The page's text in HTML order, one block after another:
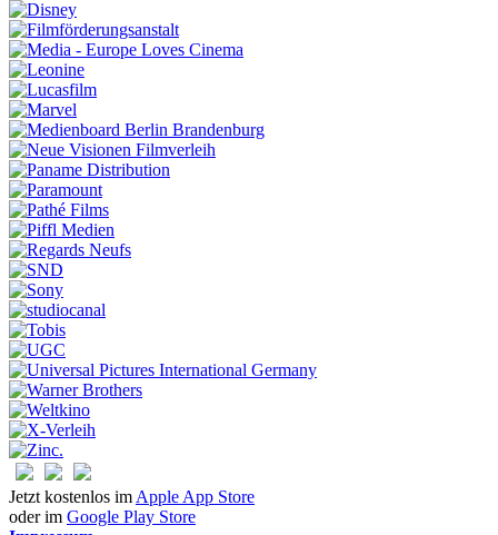
Jetzt kostenlos im Apple App Store
oder im Google Play Store